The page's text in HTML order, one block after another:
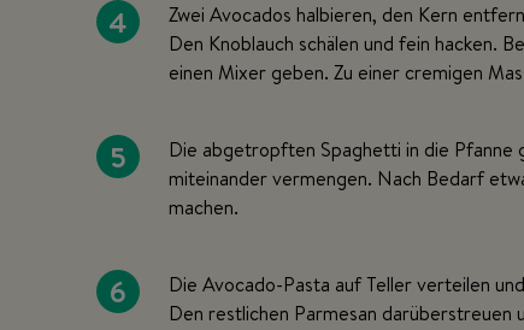
4
Zwei Avocados halbieren, den Kern
Den Knoblauch schälen und fein hacken.
einen Mixer geben. Zu einer cremigen
5
Die abgetropften Spaghetti in die Pfanne
miteinander vermengen. Nach Bedarf
machen.
6
Die Avocado-Pasta auf Teller verteilen
Den restlichen Parmesan darüberstreuen